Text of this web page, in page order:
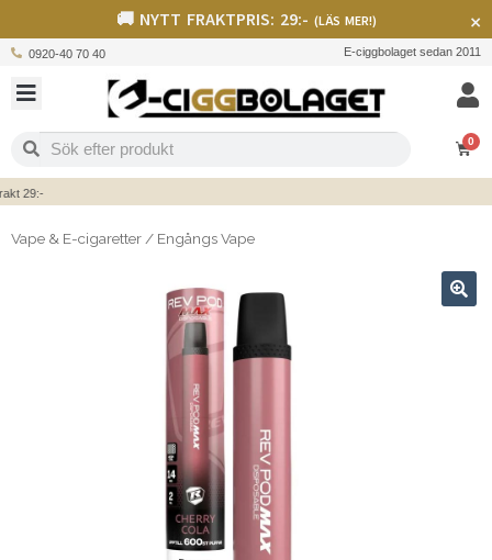
🚚 NYTT FRAKTPRIS: 29:- (LÄS MER!) ×
0920-40 70 40 E-ciggbolaget sedan 2011
0
29:-
Vape & E-cigaretter / Engångs Vape